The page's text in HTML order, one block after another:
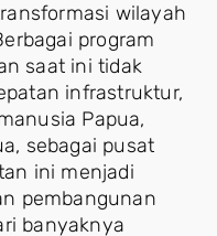
wilayah
program
saat ini tidak
infrastruktur,
Papua,
sebagai pusat
ini menjadi
pembangunan
banyaknya